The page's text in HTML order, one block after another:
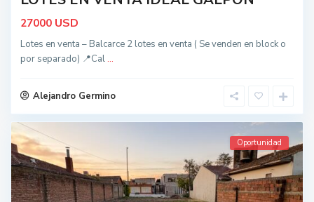
27000 USD
Lotes en venta – Balcarce 2 lotes en venta ( Se venden en block o
por separado) 📍Cal ...
Alejandro Germino
Oportunidad